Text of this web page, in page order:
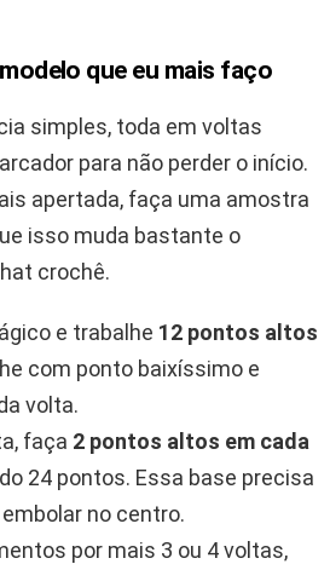
que eu mais faço
simples, toda em voltas
para não perder o início.
apertada, faça uma amostra
isso muda bastante o
crochê.
e trabalhe 12 pontos altos
com ponto baixíssimo e
volta.
faça 2 pontos altos em cada
24 pontos. Essa base precisa
no centro.
por mais 3 ou 4 voltas,